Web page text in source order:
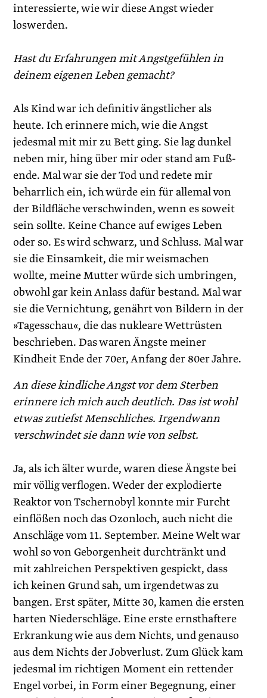
interessierte, wie wir diese Angst wieder
loswerden.
Hast du Erfahrungen mit Angstgefühlen in
deinem eigenen Leben gemacht?
Als Kind war ich definitiv ängstlicher als
heute. Ich erinnere mich, wie die Angst
jedesmal mit mir zu Bett ging. Sie lag dunkel
neben mir, hing über mir oder stand am Fuß­
ende. Mal war sie der Tod und redete mir
beharrlich ein, ich würde ein für allemal von
der Bildfläche verschwinden, wenn es soweit
sein sollte. Keine Chance auf ewiges Leben
oder so. Es wird schwarz, und Schluss. Mal war
sie die Einsamkeit, die mir weismachen
wollte, meine Mutter würde sich umbringen,
obwohl gar kein Anlass dafür bestand. Mal war
sie die Vernichtung, genährt von Bildern in der
»Tagesschau«, die das nukleare Wettrüsten
beschrieben. Das waren Ängste meiner
Kindheit Ende der 70er, Anfang der 80er Jahre.
An diese kindliche Angst vor dem Sterben
erinnere ich mich auch deutlich. Das ist wohl
etwas zutiefst Menschliches. Irgendwann
verschwindet sie dann wie von selbst.
Ja, als ich älter wurde, waren diese Ängste bei
mir völlig verflogen. Weder der explodierte
Reaktor von Tschernobyl konnte mir Furcht
einflößen noch das Ozonloch, auch nicht die
Anschläge vom 11. September. Meine Welt war
wohl so von Geborgenheit durchtränkt und
mit zahlreichen Perspektiven gespickt, dass
ich keinen Grund sah, um irgendetwas zu
bangen. Erst später, Mitte 30, kamen die ersten
harten Niederschläge. Eine erste ernsthaftere
Erkrankung wie aus dem Nichts, und genauso
aus dem Nichts der Jobverlust. Zum Glück kam
jedesmal im richtigen Moment ein rettender
Engel vorbei, in Form einer Begegnung, einer